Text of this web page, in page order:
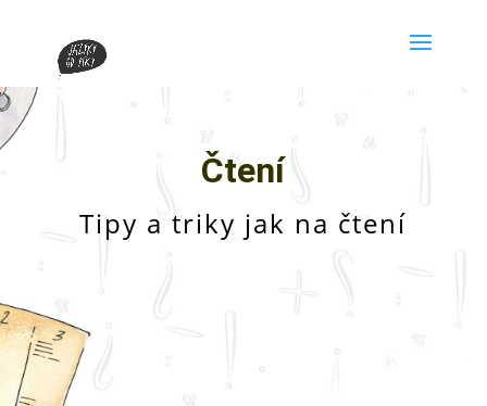
Čtení
Tipy a triky jak na čtení